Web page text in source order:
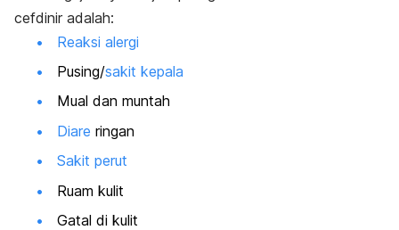
cefdinir adalah:
Reaksi alergi
Pusing/sakit kepala
Mual dan muntah
Diare ringan
Sakit perut
Ruam kulit
Gatal di kulit